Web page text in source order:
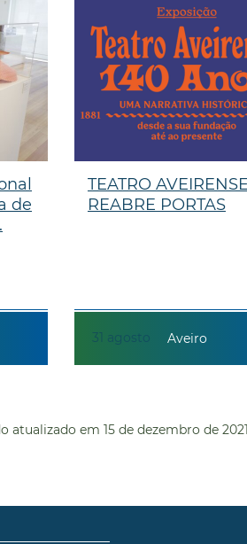
de
31 agosto
TEATRO AVEIRENSE
REABRE PORTAS
Aveiro
atualizado em 15 de dezembro de 2021